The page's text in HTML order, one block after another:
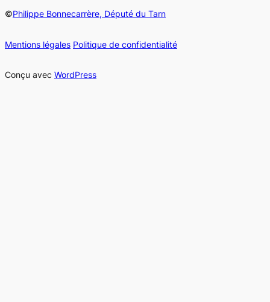
©Philippe Bonnecarrère, Député du Tarn
Mentions légales Politique de confidentialité
Conçu avec WordPress